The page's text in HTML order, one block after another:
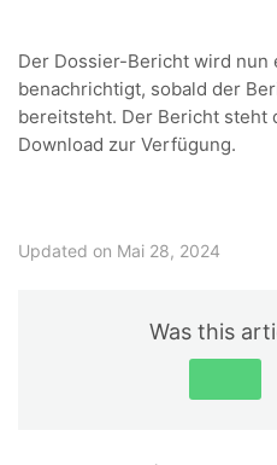
Der Dossier-Bericht wird
benachrichtigt, sobald der
bereitsteht. Der Bericht steht
Download zur Verfügung.
Updated on Mai 28, 2024
Was this